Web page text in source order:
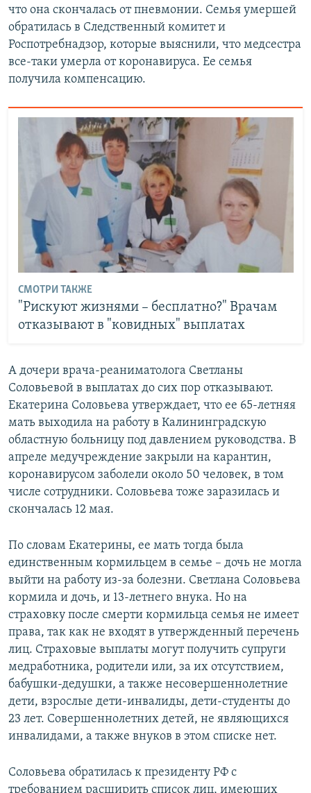
что она скончалась от пневмонии. Семья умершей
обратилась в Следственный комитет и
Роспотребнадзор, которые выяснили, что медсестра
все-таки умерла от коронавируса. Ее семья
получила компенсацию.
СМОТРИ ТАКЖЕ
"Рискуют жизнями – бесплатно?" Врачам
отказывают в "ковидных" выплатах
А дочери врача-реаниматолога Светланы
Соловьевой в выплатах до сих пор отказывают.
Екатерина Соловьева утверждает, что ее 65-летняя
мать выходила на работу в Калининградскую
областную больницу под давлением руководства. В
апреле медучреждение закрыли на карантин,
коронавирусом заболели около 50 человек, в том
числе сотрудники. Соловьева тоже заразилась и
скончалась 12 мая.
По словам Екатерины, ее мать тогда была
единственным кормильцем в семье – дочь не могла
выйти на работу из-за болезни. Светлана Соловьева
кормила и дочь, и 13-летнего внука. Но на
страховку после смерти кормильца семья не имеет
права, так как не входят в утвержденный перечень
лиц. Страховые выплаты могут получить супруги
медработника, родители или, за их отсутствием,
бабушки-дедушки, а также несовершеннолетние
дети, взрослые дети-инвалиды, дети-студенты до
23 лет. Совершеннолетних детей, не являющихся
инвалидами, а также внуков в этом списке нет.
Соловьева обратилась к президенту РФ с
требованием расширить список лиц, имеющих